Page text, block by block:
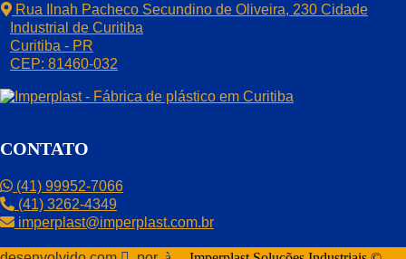
Rua Ilnah Pacheco Secundino de Oliveira, 230 Cidade
Industrial de Curitiba
Curitiba - PR
CEP: 81460-032
CONTATO
(41) 99952-7066
(41) 3262-4349
imperplast@imperplast.com.br